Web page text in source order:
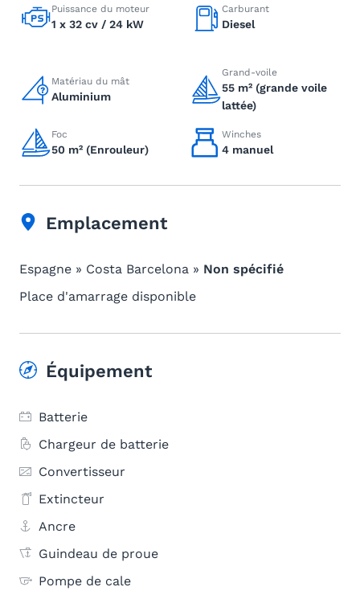
Puissance du moteur
1 x 32 cv / 24 kW
Carburant
Diesel
Matériau du mât
Aluminium
Grand-voile
55 m² (grande voile
lattée)
Foc
50 m² (Enrouleur)
Winches
4 manuel
Emplacement
Espagne » Costa Barcelona » Non spécifié
Place d'amarrage disponible
Équipement
Batterie
Chargeur de batterie
Convertisseur
Extincteur
Ancre
Guindeau de proue
Pompe de cale